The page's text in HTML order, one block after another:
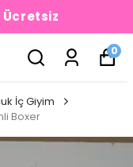
0
İç Giyim
Boxer